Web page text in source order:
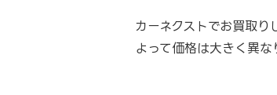
カーネクストでお買取り
よって価格は大きく異